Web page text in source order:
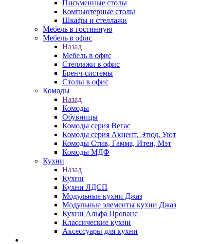
Письменные столы
Компьютерные столы
Шкафы и стеллажи
Мебель в гостинную
Мебель в офис
Назад
Мебель в офис
Стеллажи в офис
Бренч-системы
Столы в офис
Комоды
Назад
Комоды
Обувницы
Комоды серия Вегас
Комоды серия Акцент, Этюд, Уют
Комоды Стив, Гамма, Итен, Мэт
Комоды МДФ
Кухни
Назад
Кухни
Кухни ЛДСП
Модульные кухни Джаз
Модульные элементы кухни Джаз
Кухни Альфа Прованс
Классические кухни
Аксессуары для кухни